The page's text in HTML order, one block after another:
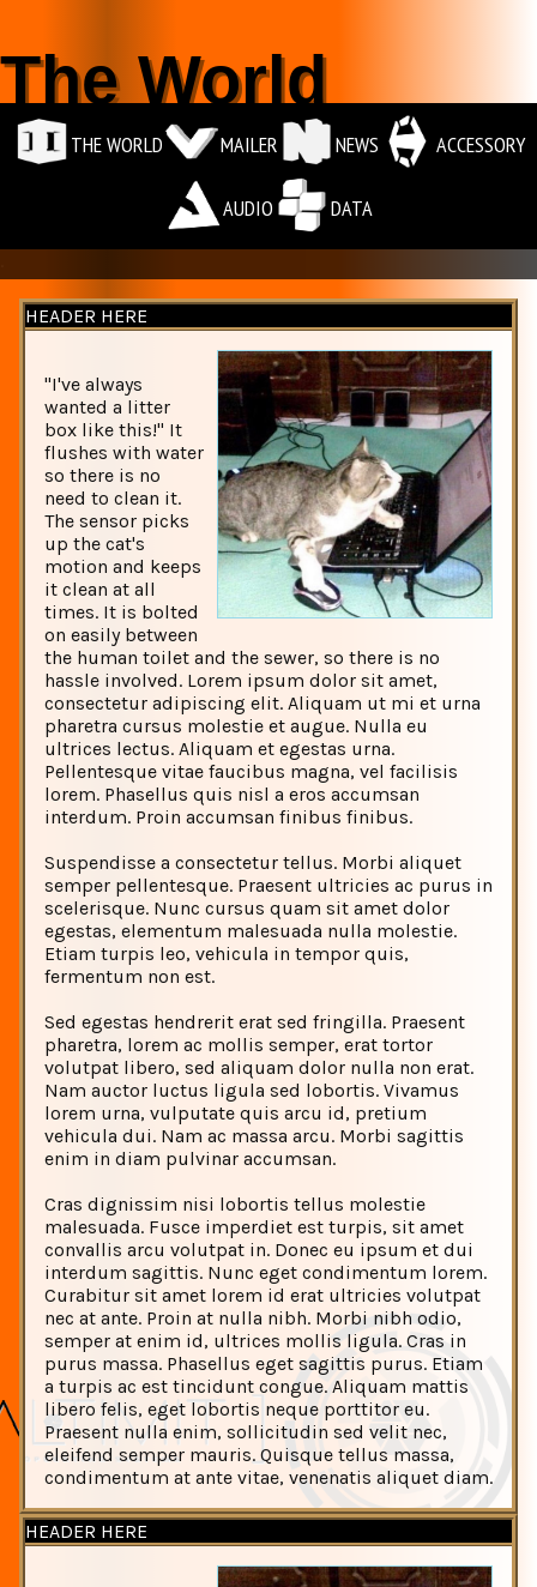
The World
THE WORLD MAILER NEWS ACCESSORY
AUDIO DATA
HEADER HERE
"I've always
wanted a litter
box like this!" It
flushes with water
so there is no
need to clean it.
The sensor picks
up the cat's
motion and keeps
it clean at all
times. It is bolted
on easily between
the human toilet and the sewer, so there is no
hassle involved. Lorem ipsum dolor sit amet,
consectetur adipiscing elit. Aliquam ut mi et urna
pharetra cursus molestie et augue. Nulla eu
ultrices lectus. Aliquam et egestas urna.
Pellentesque vitae faucibus magna, vel facilisis
lorem. Phasellus quis nisl a eros accumsan
interdum. Proin accumsan finibus finibus.
Suspendisse a consectetur tellus. Morbi aliquet
semper pellentesque. Praesent ultricies ac purus in
scelerisque. Nunc cursus quam sit amet dolor
egestas, elementum malesuada nulla molestie.
Etiam turpis leo, vehicula in tempor quis,
fermentum non est.
Sed egestas hendrerit erat sed fringilla. Praesent
pharetra, lorem ac mollis semper, erat tortor
volutpat libero, sed aliquam dolor nulla non erat.
Nam auctor luctus ligula sed lobortis. Vivamus
lorem urna, vulputate quis arcu id, pretium
vehicula dui. Nam ac massa arcu. Morbi sagittis
enim in diam pulvinar accumsan.
Cras dignissim nisi lobortis tellus molestie
malesuada. Fusce imperdiet est turpis, sit amet
convallis arcu volutpat in. Donec eu ipsum et dui
interdum sagittis. Nunc eget condimentum lorem.
Curabitur sit amet lorem id erat ultricies volutpat
nec at ante. Proin at nulla nibh. Morbi nibh odio,
semper at enim id, ultrices mollis ligula. Cras in
purus massa. Phasellus eget sagittis purus. Etiam
a turpis ac est tincidunt congue. Aliquam mattis
libero felis, eget lobortis neque porttitor eu.
Praesent nulla enim, sollicitudin sed velit nec,
eleifend semper mauris. Quisque tellus massa,
condimentum at ante vitae, venenatis aliquet diam.
HEADER HERE